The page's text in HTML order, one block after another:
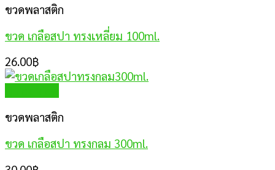
ขวดพลาสติก
ขวด เกลือสปา ทรงเหลี่ยม 100ml.
26.00฿
ขวดพลาสติก
ขวด เกลือสปา ทรงกลม 300ml.